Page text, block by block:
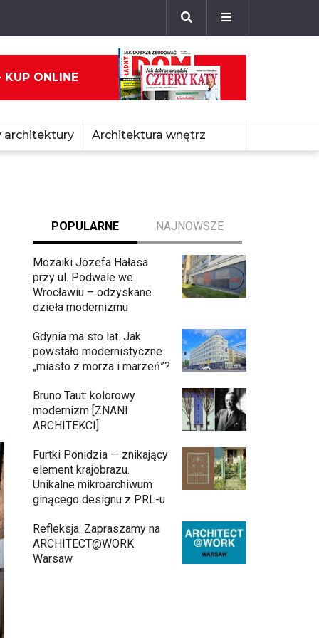
KUP ONLINE
architektury Architektura wnętrz
POPULARNE NAJNOWSZE
Mozaiki Józefa Hałasa
przy ul. Podwale we
Wrocławiu – odzyskane
dzieła modernizmu
Gdynia ma sto lat. Jak
powstało modernistyczne
„miasto z morza i marzeń”?
Bruno Taut: kolorowy
modernizm [ZNANI
ARCHITEKCI]
Furtki Ponidzia — znikający
element krajobrazu.
Unikalne mikroarchiwum
ginącego designu z PRL-u
Refleksja. Zapraszamy na
ARCHITECT@WORK
Warsaw